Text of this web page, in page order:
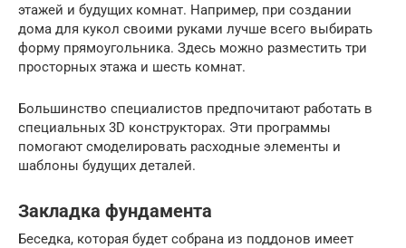
этажей и будущих комнат. Например, при создании
дома для кукол своими руками лучше всего выбирать
форму прямоугольника. Здесь можно разместить три
просторных этажа и шесть комнат.
Большинство специалистов предпочитают работать в
специальных 3D конструкторах. Эти программы
помогают смоделировать расходные элементы и
шаблоны будущих деталей.
Закладка фундамента
Беседка, которая будет собрана из поддонов имеет